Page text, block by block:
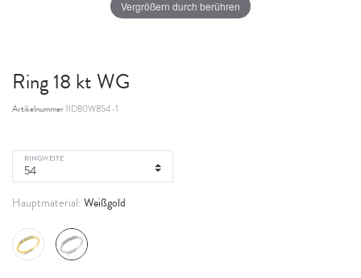
Vergrößern durch berühren
Ring 18 kt WG
Artikelnummer1ID80W854-1
RINGWEITE
Hauptmaterial: Weißgold